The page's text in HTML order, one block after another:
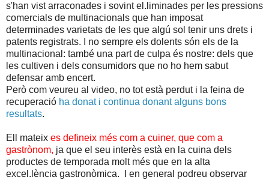
s'han vist arraconades i sovint el.liminades per les pressions
comercials de multinacionals que han imposat
determinades varietats de les que algú sol tenir uns drets i
patents registrats. I no sempre els dolents són els de la
multinacional: també una part de culpa és nostre: dels que
les cultiven i dels consumidors que no ho hem sabut
defensar amb encert.
Però com veureu al video, no tot està perdut i la feina de
recuperació ha donat i continua donant alguns bons
resultats.
Ell mateix es defineix més com a cuiner, que com a
gastrònom, ja que el seu interès està en la cuina dels
productes de temporada molt més que en la alta
excel.lència gastronòmica. I en general podreu observar